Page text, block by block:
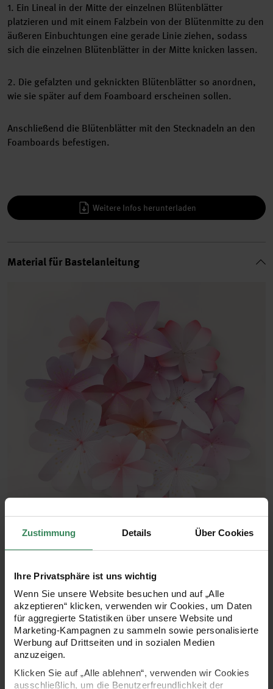
Zustimmung Details Über Cookies
Ihre Privatsphäre ist uns wichtig
Wenn Sie unsere Website besuchen und auf „Alle
akzeptieren“ klicken, verwenden wir Cookies, um Daten
für aggregierte Statistiken über unsere Website und
Marketing-Kampagnen zu sammeln sowie personalisierte
Werbung auf Drittseiten und in sozialen Medien
anzuzeigen.
Klicken Sie auf „Alle ablehnen“, verwenden wir Cookies
ausschließlich, um die Benutzerfreundlichkeit der
1. Ein Lineal in der Mitte der einzelnen Blütenblätter
platzieren und mit einem Falzbein von der Blütenmitte zu den
äußeren Einbuchtungen eine gerade Linie ziehen, sodass
sich die einzelnen Blütenblätter in der Mitte knicken lassen.
2. Die gefalzten und geknickten Blütenblätter so anordnen,
wie sie später auf dem Foamboard erscheinen sollen.
Anschließend die Blütenblätter mit den Stecknadeln an den
Foamboards befestigen.
Weitere Infos herunterladen
Material für Bastelanleitung
Auswählen
Paper Poetry Papierblüten
Paper Poetry Papierblüten Luxury
Sakura 10-15cm 60 Stück
Lieferzeit: ca. 1-3 Werktage